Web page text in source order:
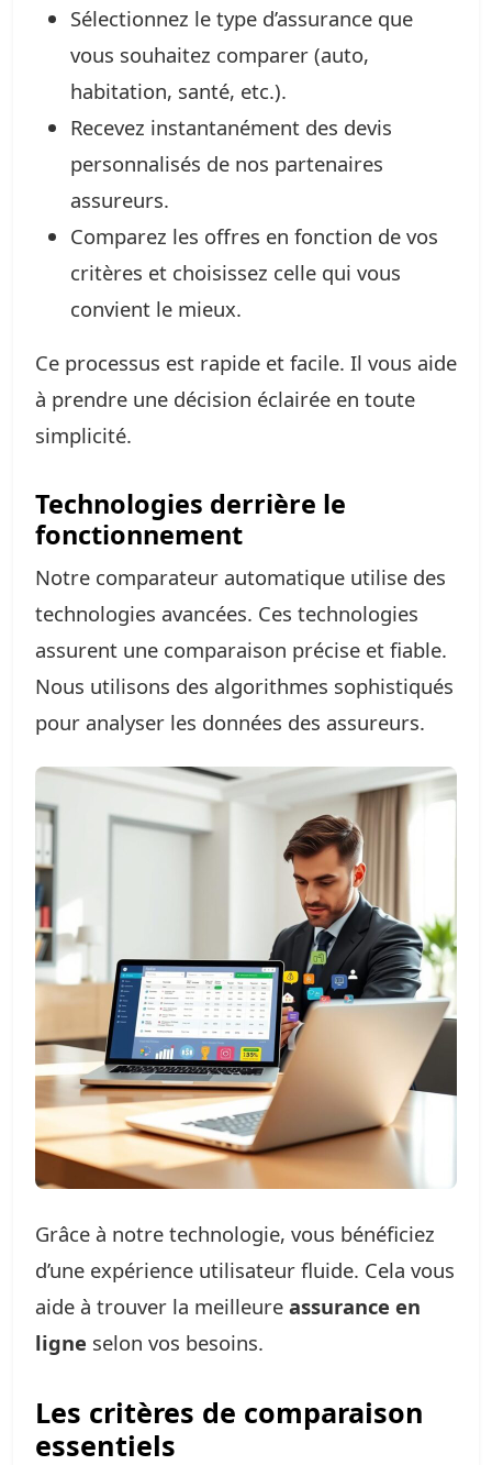
Sélectionnez le type d’assurance que
vous souhaitez comparer (auto,
habitation, santé, etc.).
Recevez instantanément des devis
personnalisés de nos partenaires
assureurs.
Comparez les offres en fonction de vos
critères et choisissez celle qui vous
convient le mieux.
Ce processus est rapide et facile. Il vous aide
à prendre une décision éclairée en toute
simplicité.
Technologies derrière le
fonctionnement
Notre comparateur automatique utilise des
technologies avancées. Ces technologies
assurent une comparaison précise et fiable.
Nous utilisons des algorithmes sophistiqués
pour analyser les données des assureurs.
Grâce à notre technologie, vous bénéficiez
d’une expérience utilisateur fluide. Cela vous
aide à trouver la meilleure assurance en
ligne selon vos besoins.
Les critères de comparaison
essentiels